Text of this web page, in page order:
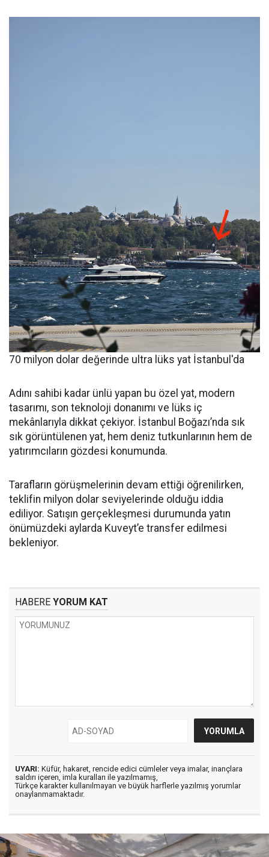
70 milyon dolar değerinde ultra lüks yat İstanbul'da
Adını sahibi kadar ünlü yapan bu özel yat, modern
tasarımı, son teknoloji donanımı ve lüks iç
mekânlarıyla dikkat çekiyor. İstanbul Boğazı’nda sık
sık görüntülenen yat, hem deniz tutkunlarının hem de
yatırımcıların gözdesi konumunda.
Tarafların görüşmelerinin devam ettiği öğrenilirken,
teklifin milyon dolar seviyelerinde olduğu iddia
ediliyor. Satışın gerçekleşmesi durumunda yatın
önümüzdeki aylarda Kuveyt’e transfer edilmesi
bekleniyor.
HABERE YORUM KAT
UYARI: Küfür, hakaret, rencide edici cümleler veya imalar, inançlara
saldırı içeren, imla kuralları ile yazılmamış,
Türkçe karakter kullanılmayan ve büyük harflerle yazılmış yorumlar
onaylanmamaktadır.